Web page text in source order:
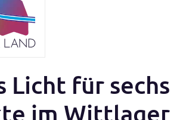
Licht für sechs
im Wittlager